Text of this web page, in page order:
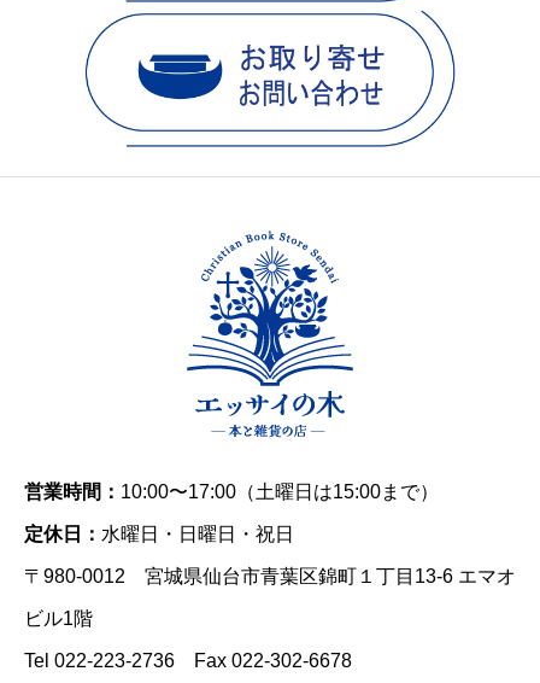
営業時間： 10:00〜17:00（土曜日は15:00まで）
定休日： 水曜日・日曜日・祝日
〒980-0012 宮城県仙台市青葉区錦町１丁目13-6 エマオ
ビル1階
Tel 022-223-2736 Fax 022-302-6678